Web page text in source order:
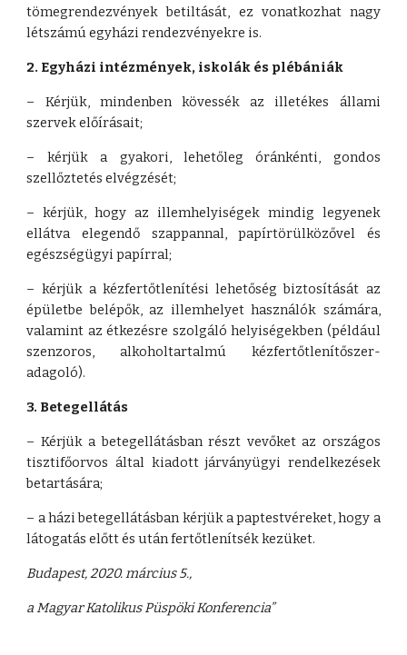
tömegrendezvények betiltását, ez vonatkozhat nagy
létszámú egyházi rendezvényekre is.
2. Egyházi intézmények, iskolák és plébániák
– Kérjük, mindenben kövessék az illetékes állami
szervek előírásait;
– kérjük a gyakori, lehetőleg óránkénti, gondos
szellőztetés elvégzését;
– kérjük, hogy az illemhelyiségek mindig legyenek
ellátva elegendő szappannal, papírtörülközővel és
egészségügyi papírral;
– kérjük a kézfertőtlenítési lehetőség biztosítását az
épületbe belépők, az illemhelyet használók számára,
valamint az étkezésre szolgáló helyiségekben (például
szenzoros, alkoholtartalmú kézfertőtlenítőszer-
adagoló).
3. Betegellátás
– Kérjük a betegellátásban részt vevőket az országos
tisztifőorvos által kiadott járványügyi rendelkezések
betartására;
– a házi betegellátásban kérjük a paptestvéreket, hogy a
látogatás előtt és után fertőtlenítsék kezüket.
Budapest, 2020. március 5.,
a Magyar Katolikus Püspöki Konferencia”